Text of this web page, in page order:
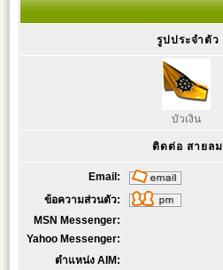
รูปประจำตัว
บัวเงิน
ติดต่อ สายลม
Email:
ข้อความส่วนตัว:
MSN Messenger:
Yahoo Messenger:
ตำแหน่ง AIM: